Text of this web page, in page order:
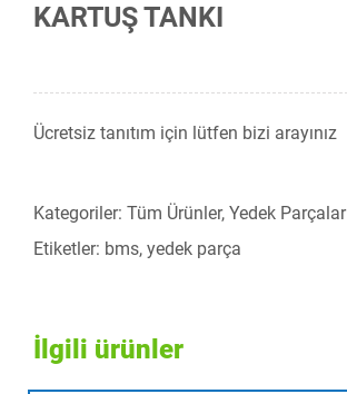
KARTUŞ TANKI
Ücretsiz tanıtım için lütfen bizi arayınız
Kategoriler: Tüm Ürünler, Yedek Parçalar
Etiketler: bms, yedek parça
İlgili ürünler